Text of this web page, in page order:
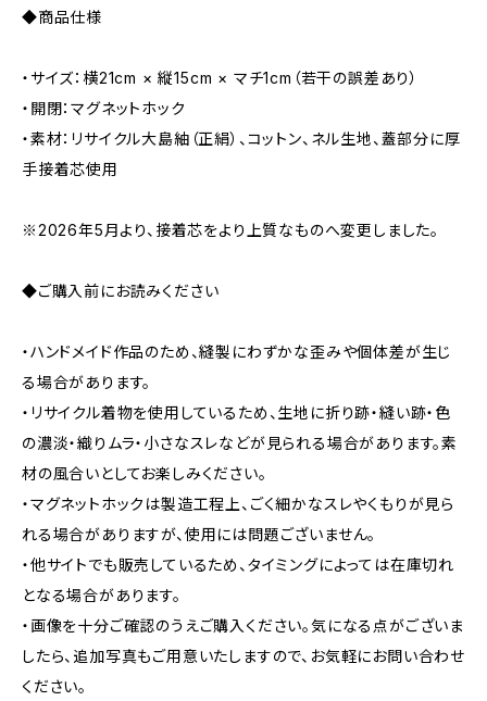
◆商品仕様
・サイズ：横21cm × 縦15cm × マチ1cm（若干の誤差あり）
・開閉：マグネットホック
・素材：リサイクル大島紬（正絹）、コットン、ネル生地、蓋部分に厚
手接着芯使用
※2026年5月より、接着芯をより上質なものへ変更しました。
◆ご購入前にお読みください
・ハンドメイド作品のため、縫製にわずかな歪みや個体差が生じ
る場合があります。
・リサイクル着物を使用しているため、生地に折り跡・縫い跡・色
の濃淡・織りムラ・小さなスレなどが見られる場合があります。素
材の風合いとしてお楽しみください。
・マグネットホックは製造工程上、ごく細かなスレやくもりが見ら
れる場合がありますが、使用には問題ございません。
・他サイトでも販売しているため、タイミングによっては在庫切れ
となる場合があります。
・画像を十分ご確認のうえご購入ください。気になる点がございま
したら、追加写真もご用意いたしますので、お気軽にお問い合わせ
ください。